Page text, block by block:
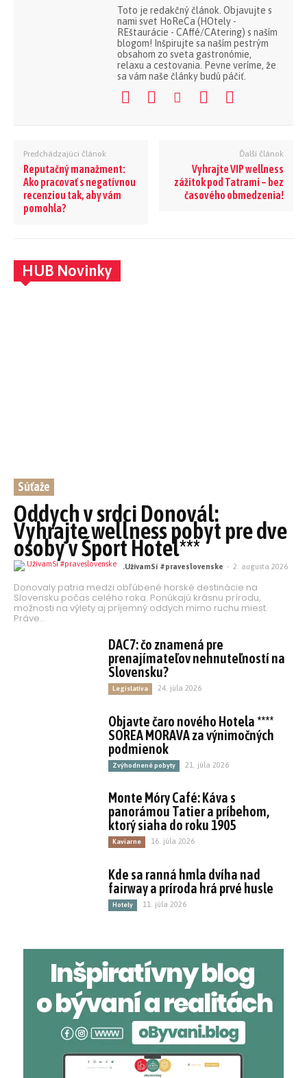
Toto je redakčný článok. Objavujte s
nami svet HoReCa (HOtely -
REštaurácie - CAffé/CAtering) s naším
blogom! Inšpirujte sa naším pestrým
obsahom zo sveta gastronómie,
relaxu a cestovania. Pevne veríme, že
sa vám naše články budú páčiť.
Predchádzajúci článok
Reputačný manažment:
Ako pracovať s negatívnou
recenziou tak, aby vám
pomohla?
Ďalší článok
Vyhrajte VIP wellness
zážitok pod Tatrami – bez
časového obmedzenia!
HUB Novinky
Súťaže
Oddych v srdci Donovál:
Vyhrajte wellness pobyt pre dve
osoby v Šport Hotel***
.UžívamSi #praveslovenske - 2. augusta 2026
Donovaly patria medzi obľúbené horské destinácie na
Slovensku počas celého roka. Ponúkajú krásnu prírodu,
možnosti na výlety aj príjemný oddych mimo ruchu miest.
Práve...
DAC7: čo znamená pre
prenajímateľov nehnuteľností na
Slovensku?
Legislatíva 24. júla 2026
Objavte čaro nového Hotela ****
SOREA MORAVA za výnimočných
podmienok
Zvýhodnené pobyty 21. júla 2026
Monte Móry Café: Káva s
panorámou Tatier a príbehom,
ktorý siaha do roku 1905
Kaviarne 16. júla 2026
Kde sa ranná hmla dvíha nad
fairway a príroda hrá prvé husle
Hotely 11. júla 2026